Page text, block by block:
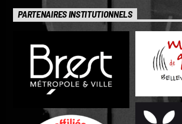
PARTENAIRES INSTITUTIONNELS